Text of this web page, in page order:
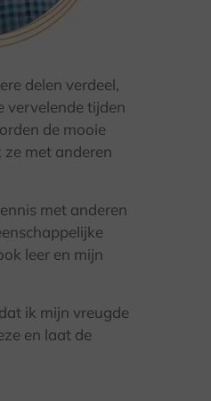
© Bernd Pieper
delen verdeel,
vervelende tijden
de mooie
met anderen
met anderen
leer en mijn
ik mijn vreugde
en laat de